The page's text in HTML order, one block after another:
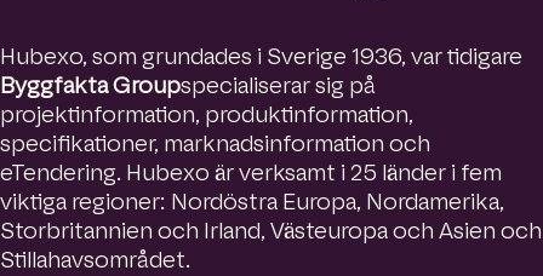
Hubexo, som grundades i Sverige 1936, var tidigare
Byggfakta Groupspecialiserar sig på
projektinformation, produktinformation,
specifikationer, marknadsinformation och
eTendering. Hubexo är verksamt i 25 länder i fem
viktiga regioner: Nordöstra Europa, Nordamerika,
Storbritannien och Irland, Västeuropa och Asien och
Stillahavsområdet.